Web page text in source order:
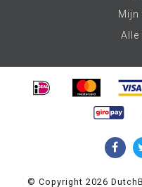
Mijn
Alle
© Copyright 2026